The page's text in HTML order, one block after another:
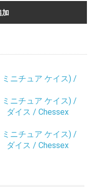
加
ニチュア ケイス) /
ニチュア ケイス) /
ダイス / Chessex
ニチュア ケイス) /
ダイス / Chessex